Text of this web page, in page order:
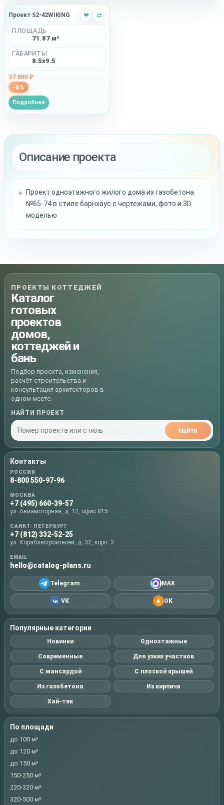
Проект 52-42WIKING ❤ ⇄
ПЛОЩАДЬ
71.87 м²
ГАБАРИТЫ
8.5x9.5
37 000 ₽
-5%
Подробнее
Описание проекта
Проект одноэтажного жилого дома из газобетона
№65-74 в стиле барнхаус с чертежами, фото и 3D
моделью
ПРОЕКТЫ КОТТЕДЖЕЙ
Каталог
готовых
проектов
домов,
коттеджей и
бань
Подбор проекта, изменения,
расчёт строительства и
консультация архитекторов в
одном месте.
НАЙТИ ПРОЕКТ
Найти
Контакты
РОССИЯ
8-800 550-97-96
МОСКВА
+7 (495) 660-39-57
ул. Авиамоторная, д. 12, офис 815
САНКТ-ПЕТЕРБУРГ
+7 (812) 332-52-25
ул. Кораблестроителей, д. 32, корп. 3
EMAIL
hello@catalog-plans.ru
Telegram MAX
VK OK
Популярные категории
Новинки Одноэтажные
Современные Для узких участков
С мансардой С плоской крышей
Из газобетона Из кирпича
Хай-тек
По площади
до 100 м²
до 120 м²
до 150 м²
150-250 м²
220-320 м²
320-500 м²